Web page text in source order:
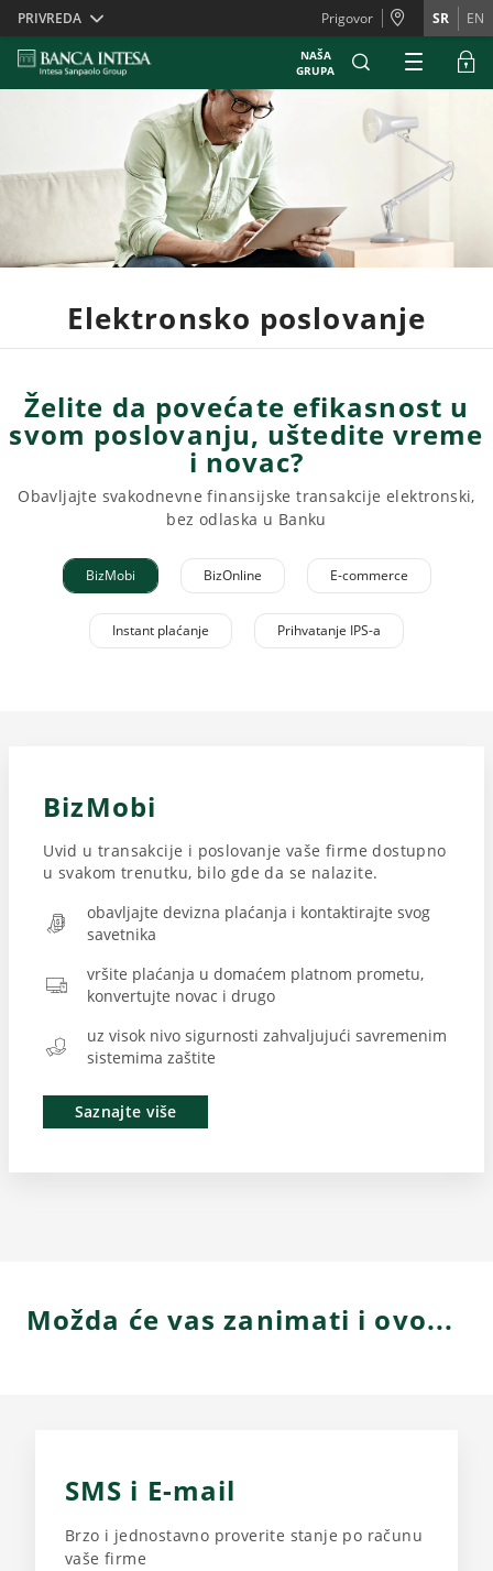
Skiplinks
PRIVREDA Prigovor SR EN
NAŠA
GRUPA
Elektronsko poslovanje
Želite da povećate efikasnost u
svom poslovanju, uštedite vreme
i novac?
Obavljajte svakodnevne finansijske transakcije elektronski,
bez odlaska u Banku
BizMobi BizOnline E-commerce
Instant plaćanje Prihvatanje IPS-a
BizMobi
Uvid u transakcije i poslovanje vaše firme dostupno
u svakom trenutku, bilo gde da se nalazite.
obavljajte devizna plaćanja i kontaktirajte svog
savetnika
vršite plaćanja u domaćem platnom prometu,
konvertujte novac i drugo
uz visok nivo sigurnosti zahvaljujući savremenim
sistemima zaštite
Saznajte više
Možda će vas zanimati i ovo...
SMS i E-mail
Brzo i jednostavno proverite stanje po računu
vaše firme